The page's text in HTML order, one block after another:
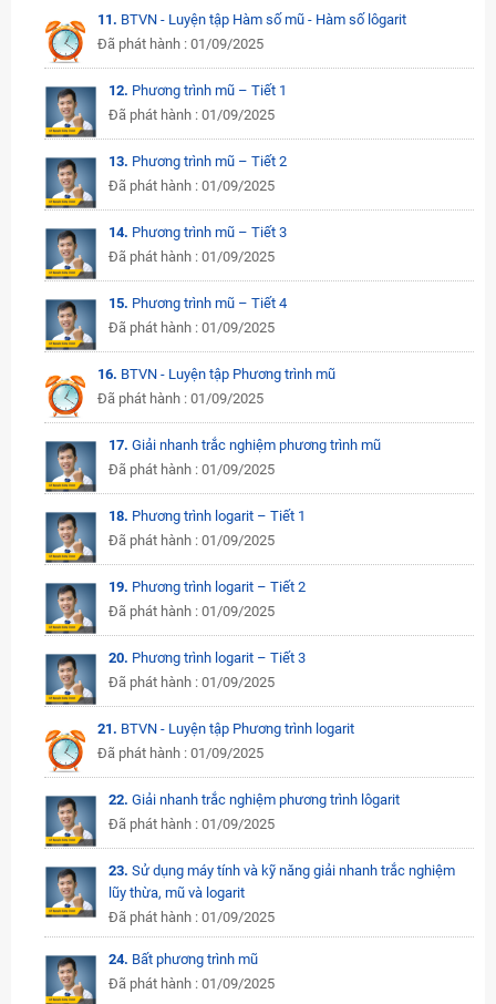
11. BTVN - Luyện tập Hàm số mũ - Hàm số lôgarit
Đã phát hành : 01/09/2025
12. Phương trình mũ – Tiết 1
Đã phát hành : 01/09/2025
13. Phương trình mũ – Tiết 2
Đã phát hành : 01/09/2025
14. Phương trình mũ – Tiết 3
Đã phát hành : 01/09/2025
15. Phương trình mũ – Tiết 4
Đã phát hành : 01/09/2025
16. BTVN - Luyện tập Phương trình mũ
Đã phát hành : 01/09/2025
17. Giải nhanh trắc nghiệm phương trình mũ
Đã phát hành : 01/09/2025
18. Phương trình logarit – Tiết 1
Đã phát hành : 01/09/2025
19. Phương trình logarit – Tiết 2
Đã phát hành : 01/09/2025
20. Phương trình logarit – Tiết 3
Đã phát hành : 01/09/2025
21. BTVN - Luyện tập Phương trình logarit
Đã phát hành : 01/09/2025
22. Giải nhanh trắc nghiệm phương trình lôgarit
Đã phát hành : 01/09/2025
23. Sử dụng máy tính và kỹ năng giải nhanh trắc nghiệm
lũy thừa, mũ và logarit
Đã phát hành : 01/09/2025
24. Bất phương trình mũ
Đã phát hành : 01/09/2025